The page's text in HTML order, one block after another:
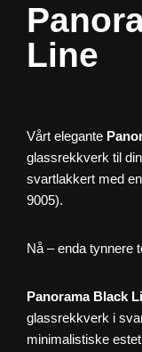
Line
Vårt elegante
glassrekkverk til
svartlakkert med
9005).
Nå – enda tynnere
Panorama Black
glassrekkverk i
minimalistiske